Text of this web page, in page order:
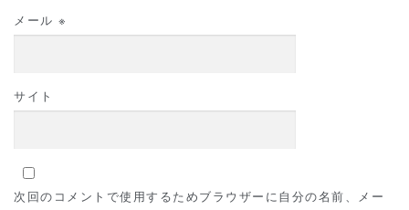
メール ※
サイト
次回のコメントで使用するためブラウザーに自分の名前、メー